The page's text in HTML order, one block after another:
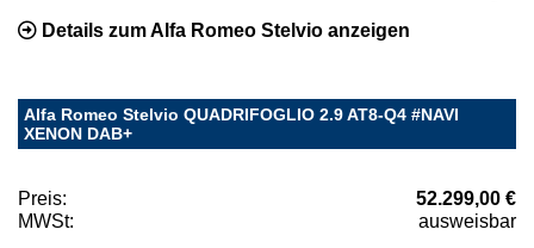
Details zum Alfa Romeo Stelvio anzeigen
Alfa Romeo Stelvio QUADRIFOGLIO 2.9 AT8-Q4 #NAVI
XENON DAB+
Preis:
52.299,00 €
MWSt:
ausweisbar